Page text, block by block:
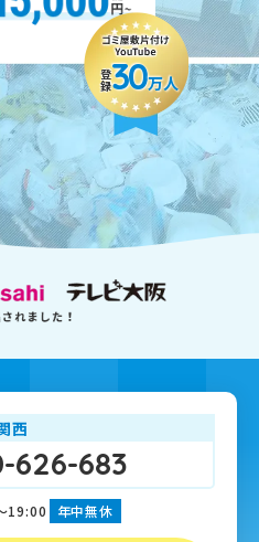
登録30万人
西
626-683
19:00 年中無休